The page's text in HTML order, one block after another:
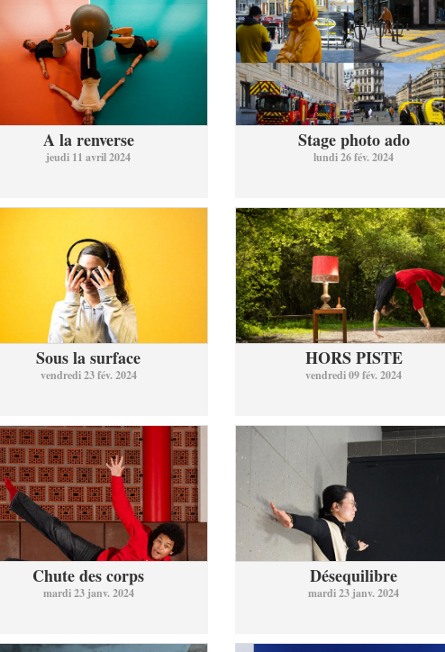
A la renverse
jeudi 11 avril 2024
Stage photo ado
lundi 26 fév. 2024
Sous la surface
vendredi 23 fév. 2024
HORS PISTE
vendredi 09 fév. 2024
Chute des corps
mardi 23 janv. 2024
Désequilibre
mardi 23 janv. 2024